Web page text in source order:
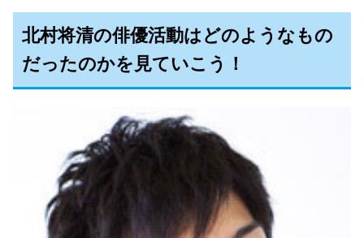
北村将清の俳優活動はどのようなもの
だったのかを見ていこう！